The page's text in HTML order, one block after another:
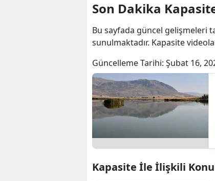
Son Dakika
Bu sayfada güncel gelişmeleri
sunulmaktadır. Kapasite
Güncelleme Tarihi: Şubat 16,
Kapasite İle İlişkili